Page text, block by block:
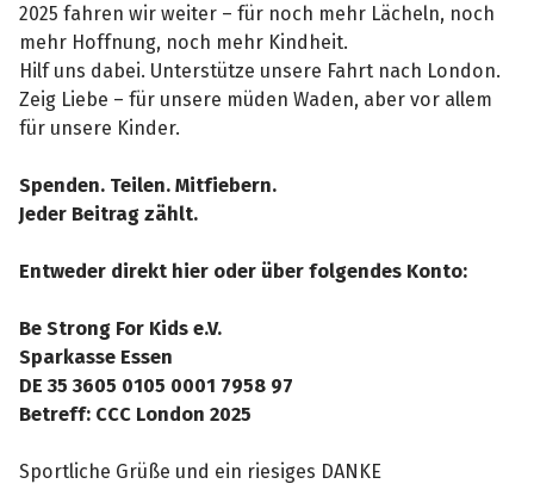
2025 fahren wir weiter – für noch mehr Lächeln, noch
mehr Hoffnung, noch mehr Kindheit.
Hilf uns dabei. Unterstütze unsere Fahrt nach London.
Zeig Liebe – für unsere müden Waden, aber vor allem
für unsere Kinder.
Spenden. Teilen. Mitfiebern.
Jeder Beitrag zählt.
Entweder direkt hier oder über folgendes Konto:
Be Strong For Kids e.V.
Sparkasse Essen
DE 35 3605 0105 0001 7958 97
Betreff: CCC London 2025
Sportliche Grüße und ein riesiges DANKE